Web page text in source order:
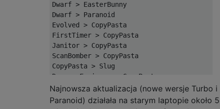
Dwarf > EasterBunny
Dwarf > Paranoid
Evolved > CopyPasta
FirstTimer > CopyPasta
Janitor > CopyPasta
ScanBomber > CopyPasta
CopyPasta > Slug
DwarvenEngineer > CopyPasta
HanShotFirst > CopyPasta
Turbo > CopyPasta
CopyPasta > EasterBunny
Najnowsza aktualizacja (nowe wersje Turbo i
Paranoid) działała na starym laptopie około 5